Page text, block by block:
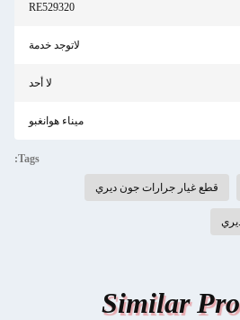
RE529320
لاتوجد خدمة
لا أحد
ميناء هوانغبو
Tags:
قطع غيار جرارات جون ديري
Similar